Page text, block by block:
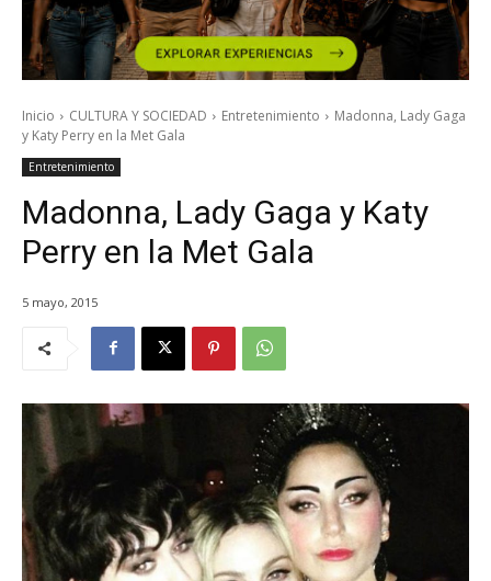
Inicio CULTURA Y SOCIEDAD Entretenimiento
Madonna, Lady Gaga
y Katy Perry en la Met Gala
Entretenimiento
Madonna, Lady Gaga y Katy
Perry en la Met Gala
5 mayo, 2015